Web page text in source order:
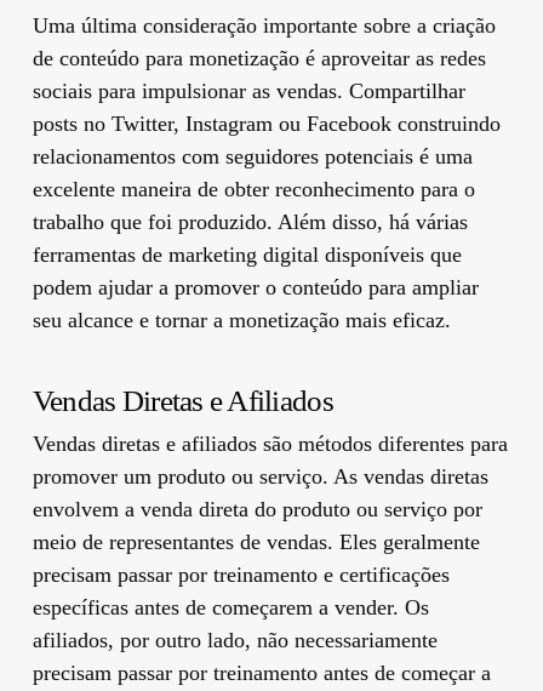
Uma última consideração importante sobre a criação
de conteúdo para monetização é aproveitar as redes
sociais para impulsionar as vendas. Compartilhar
posts no Twitter, Instagram ou Facebook construindo
relacionamentos com seguidores potenciais é uma
excelente maneira de obter reconhecimento para o
trabalho que foi produzido. Além disso, há várias
ferramentas de marketing digital disponíveis que
podem ajudar a promover o conteúdo para ampliar
seu alcance e tornar a monetização mais eficaz.
Vendas Diretas e Afiliados
Vendas diretas e afiliados são métodos diferentes para
promover um produto ou serviço. As vendas diretas
envolvem a venda direta do produto ou serviço por
meio de representantes de vendas. Eles geralmente
precisam passar por treinamento e certificações
específicas antes de começarem a vender. Os
afiliados, por outro lado, não necessariamente
precisam passar por treinamento antes de começar a